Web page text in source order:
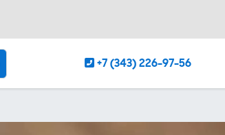
+7 (343) 226-97-56